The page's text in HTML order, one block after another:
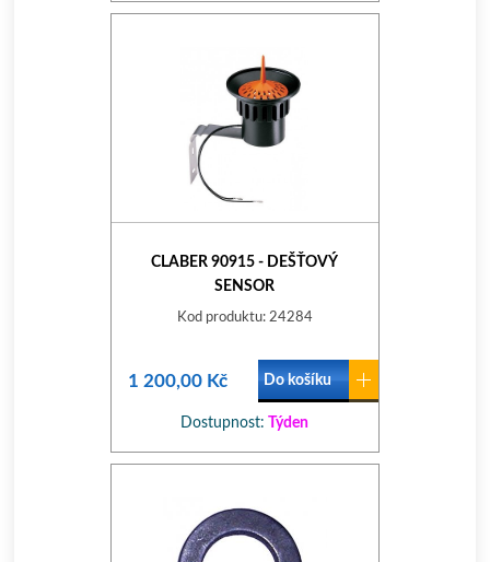
CLABER 90915 - DEŠŤOVÝ
SENSOR
Kod produktu: 24284
1 200,00 Kč Do košíku
Dostupnost: Týden